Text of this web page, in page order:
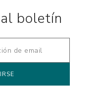
boletín